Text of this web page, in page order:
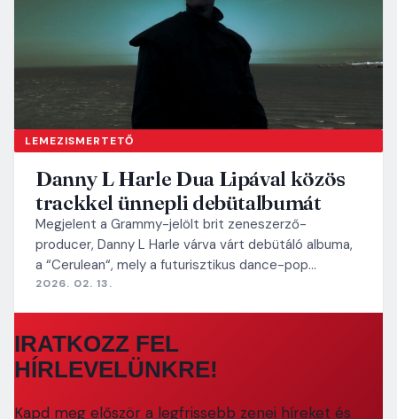
LEMEZISMERTETŐ
Danny L Harle Dua Lipával közös
trackkel ünnepli debütalbumát
Megjelent a Grammy-jelölt brit zeneszerző-
producer, Danny L Harle várva várt debütáló albuma,
a “Cerulean“, mely a futurisztikus dance-pop…
2026. 02. 13.
IRATKOZZ FEL
HÍRLEVELÜNKRE!
Kapd meg először a legfrissebb zenei híreket és